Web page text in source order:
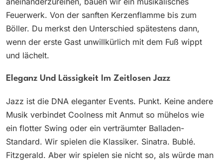
Feuerwerk. Von der sanften Kerzenflamme bis zum
Böller. Du merkst den Unterschied spätestens dann,
wenn der erste Gast unwillkürlich mit dem Fuß wippt
und lächelt.
Eleganz Und Lässigkeit Im Zeitlosen Jazz
Jazz ist die DNA eleganter Events. Punkt. Keine andere
Musik verbindet Coolness mit Anmut so mühelos wie
ein flotter Swing oder ein verträumter Balladen-
Standard. Wir spielen die Klassiker. Sinatra. Bublé.
Fitzgerald. Aber wir spielen sie nicht so, als würde man